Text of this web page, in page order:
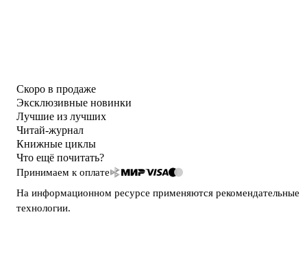
Скоро в продаже
Эксклюзивные новинки
Лучшие из лучших
Читай-журнал
Книжные циклы
Что ещё почитать?
Принимаем к оплате
На информационном ресурсе применяются рекомендательные
технологии.